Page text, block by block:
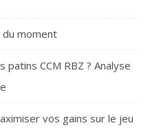
du moment
CCM RBZ ? Analyse
vos gains sur le jeu